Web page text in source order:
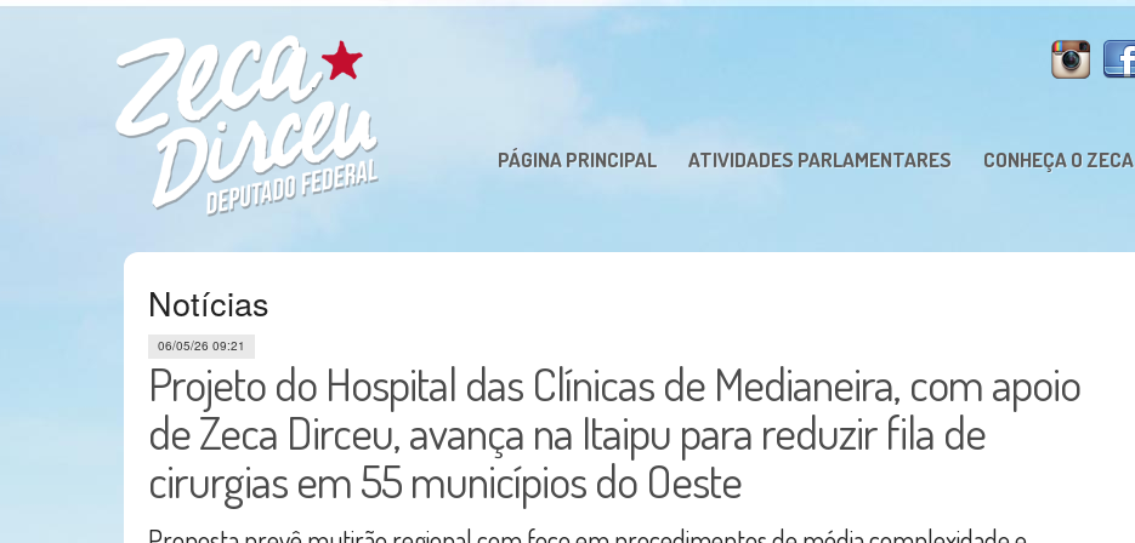
PÁGINA PRINCIPAL ATIVIDADES PARLAMENTARES CONHEÇA O ZECA
Notícias
06/05/26 09:21
Projeto do Hospital das Clínicas de Medianeira, com apoio
de Zeca Dirceu, avança na Itaipu para reduzir fila de
cirurgias em 55 municípios do Oeste